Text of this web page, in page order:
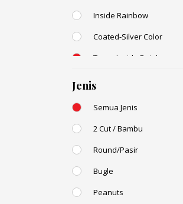
Inside Rainbow
Coated-Silver Color
Trans-Inside Rainbow
Jenis
Semua Jenis
2 Cut / Bambu
Round/Pasir
Bugle
Peanuts